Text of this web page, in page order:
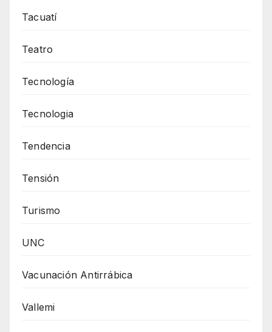
Tacuatí
Teatro
Tecnología
Tecnologia
Tendencia
Tensión
Turismo
UNC
Vacunación Antirrábica
Vallemi